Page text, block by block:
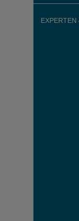
EXPERTEN